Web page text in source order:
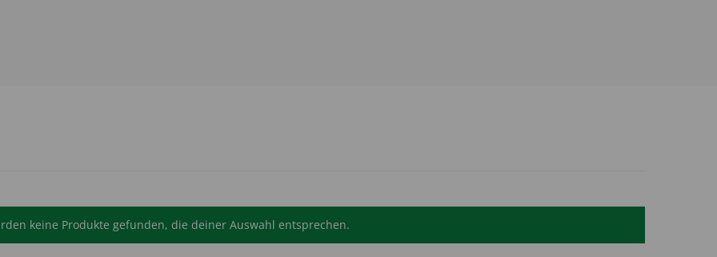
keine Produkte gefunden, die deiner Auswahl entsprechen.